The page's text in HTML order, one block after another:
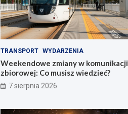
TRANSPORT WYDARZENIA
Weekendowe zmiany w komunikacji
zbiorowej: Co musisz wiedzieć?
7 sierpnia 2026